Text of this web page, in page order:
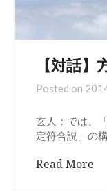
【対話】
Posted on
玄人：では、
定符合説」の
Read More